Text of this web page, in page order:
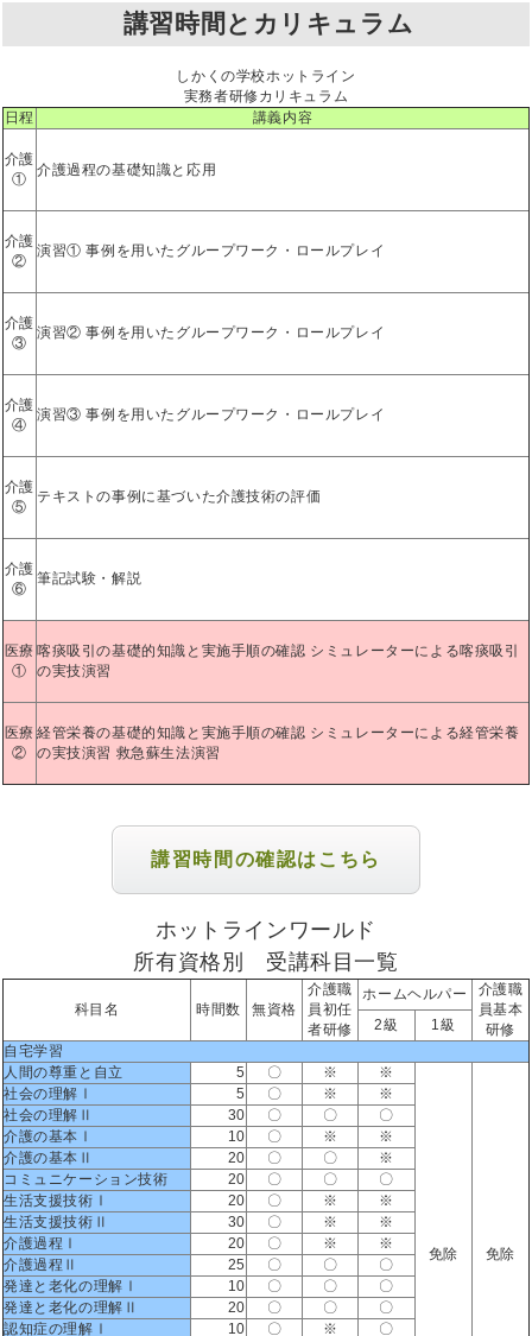
講習時間とカリキュラム
しかくの学校ホットライン
実務者研修カリキュラム
日程
講義内容
介護
①
介護過程の基礎知識と応用
介護
②
演習① 事例を用いたグループワーク・ロールプレイ
介護
③
演習② 事例を用いたグループワーク・ロールプレイ
介護
④
演習③ 事例を用いたグループワーク・ロールプレイ
介護
⑤
テキストの事例に基づいた介護技術の評価
介護
⑥
筆記試験・解説
医療
①
喀痰吸引の基礎的知識と実施手順の確認 シミュレーターによる喀痰吸引
の実技演習
医療
②
経管栄養の基礎的知識と実施手順の確認 シミュレーターによる経管栄養
の実技演習 救急蘇生法演習
講習時間の確認はこちら
ホットラインワールド
所有資格別 受講科目一覧
科目名 時間数 無資格
介護職
員初任
者研修
ホームヘルパー
介護職
員基本
研修
2級
1級
自宅学習
人間の尊重と自立
5 〇 ※ ※
免除 免除
社会の理解Ⅰ 5 〇 ※
※
社会の理解Ⅱ
30 〇 〇
〇
介護の基本Ⅰ
10 〇 ※
※
介護の基本Ⅱ
20 〇 〇
※
コミュニケーション技術
20 〇 〇
〇
生活支援技術Ⅰ
20 〇 ※
※
生活支援技術Ⅱ
30 〇 ※
※
介護過程Ⅰ
20 〇 ※
※
介護過程Ⅱ
25 〇 〇
〇
発達と老化の理解Ⅰ
10 〇 〇
〇
発達と老化の理解Ⅱ
20 〇 〇
〇
認知症の理解Ⅰ
10 〇 ※ 〇